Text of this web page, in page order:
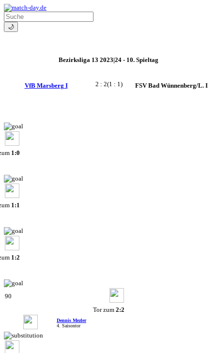
🌙
Bezirksliga 13 2023|24 - 10. Spieltag
VfB Marsberg I 2 : 2(1 : 1) FSV Bad Wünnenberg/L. I
1:0
1:1
1:2
90
Tor zum 2:2
Dennis Mezler
4. Saisontor